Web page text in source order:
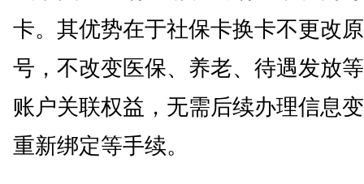
卡。其优势在于社保卡换卡不更改
号，不改变医保、养老、待遇发放
账户关联权益，无需后续办理信息
重新绑定等手续。